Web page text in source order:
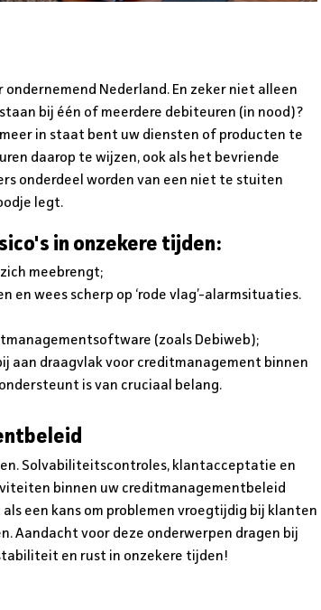
Nederland. En zeker niet alleen
bij één of meerdere debiteuren (in nood)?
in staat bent uw diensten of producten te
daarop te wijzen, ook als het bevriende
onderdeel worden van een niet te stuiten
legt.
in onzekere tijden:
meebrengt;
en wees scherp op ‘rode vlag’-alarmsituaties.
(zoals Debiweb);
aan draagvlak voor creditmanagement binnen
is van cruciaal belang.
Solvabiliteitscontroles, klantacceptatie en
binnen uw creditmanagementbeleid
een kans om problemen vroegtijdig bij klanten
Aandacht voor deze onderwerpen dragen bij
en rust in onzekere tijden!